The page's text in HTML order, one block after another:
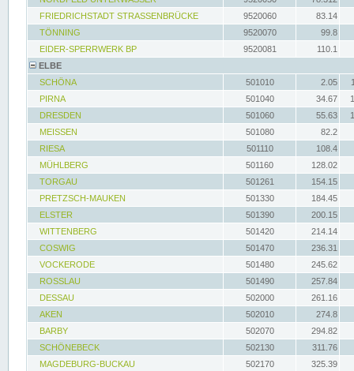
FRIEDRICHSTADT STRASSENBRÜCKE
9520060
83.14
TÖNNING
9520070
99.8
EIDER-SPERRWERK BP
9520081
110.1
ELBE
SCHÖNA
501010 2.05
PIRNA
501040 34.67
DRESDEN
501060 55.63
MEISSEN
501080
82.2
RIESA
501110
108.4
MÜHLBERG
501160
128.02
TORGAU
501261
154.15
PRETZSCH-MAUKEN
501330
184.45
ELSTER
501390
200.15
WITTENBERG
501420
214.14
COSWIG
501470
236.31
VOCKERODE
501480
245.62
ROSSLAU
501490
257.84
DESSAU
502000
261.16
AKEN
502010
274.8
BARBY
502070
294.82
SCHÖNEBECK
502130
311.76
MAGDEBURG-BUCKAU
502170
325.39